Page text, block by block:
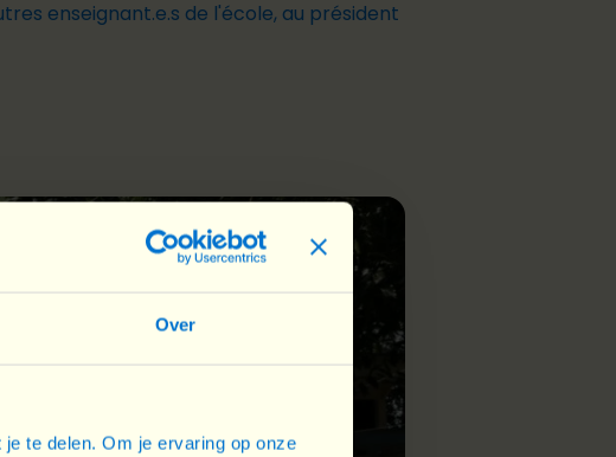
Over
te delen. Om je ervaring op onze
enseignant.e.s de l'école, au président